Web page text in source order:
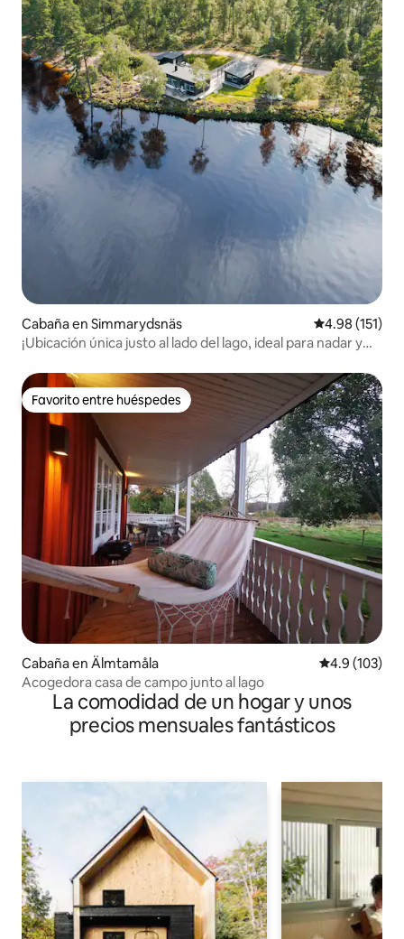
Cabaña en Simmarydsnäs Calificación
4.98 (151)
¡Ubicación única justo al lado del lago, ideal para nadar y
Favorito entre huéspedes
Favorito entre huéspedes
Cabaña en Älmtamåla Calificación
4.9 (103)
Acogedora casa de campo junto al lago
La comodidad de un hogar y unos
precios mensuales fantásticos